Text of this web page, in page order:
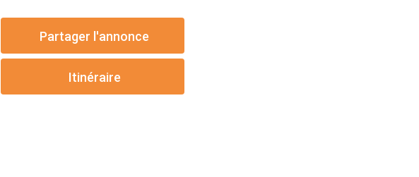
Partager l'annonce
Itinéraire